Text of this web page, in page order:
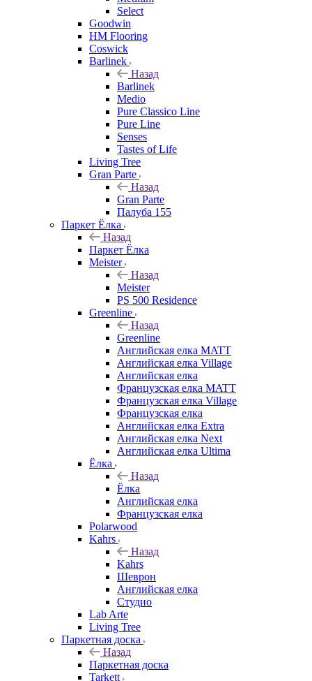
Select
Goodwin
HM Flooring
Coswick
Barlinek
Назад
Barlinek
Medio
Pure Classico Line
Pure Line
Senses
Tastes of Life
Living Tree
Gran Parte
Назад
Gran Parte
Палуба 155
Паркет Ёлка
Назад
Паркет Ёлка
Meister
Назад
Meister
PS 500 Residence
Greenline
Назад
Greenline
Английская елка MATT
Английская елка Village
Английская елка
Французская елка MATT
Французская елка Village
Французская елка
Английская елка Extra
Английская елка Next
Английская елка Ultima
Ёлка
Назад
Ёлка
Английская елка
Французская елка
Polarwood
Kahrs
Назад
Kahrs
Шеврон
Английская елка
Студио
Lab Arte
Living Tree
Паркетная доска
Назад
Паркетная доска
Tarkett